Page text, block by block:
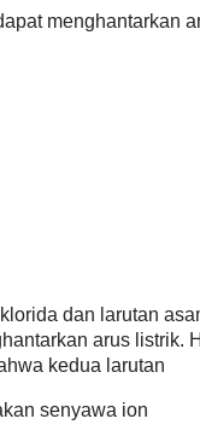
menghantarkan
dan larutan
arus listrik.
kedua larutan
senyawa ion